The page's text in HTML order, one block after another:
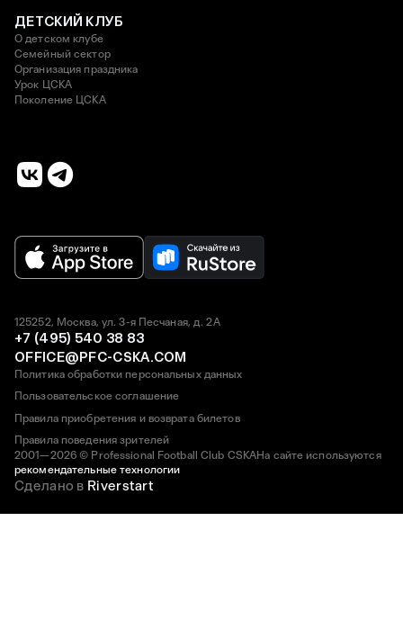
ДЕТСКИЙ КЛУБ
О детском клубе
Семейный сектор
Организация праздника
Урок ЦСКА
Поколение ЦСКА
2001—2026 © Professional Football Club CSKAНа сайте используются
рекомендательные технологии
125252, Москва, ул. 3-я Песчаная, д. 2А
+7 (495) 540 38 83
OFFICE@PFC-CSKA.COM
Политика обработки персональных данных
Пользовательское соглашение
Правила приобретения и возврата билетов
Правила поведения зрителей
Сделано в Riverstart